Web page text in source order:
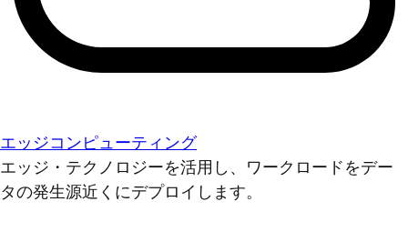
エッジコンピューティング
エッジ・テクノロジーを活用し、ワークロードをデー
タの発生源近くにデプロイします。